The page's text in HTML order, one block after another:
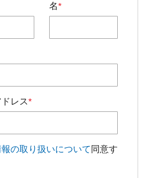
名*
レス*
の取り扱いについて 同意す